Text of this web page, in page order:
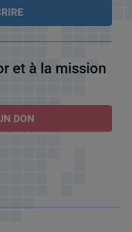
et à la mission
DON